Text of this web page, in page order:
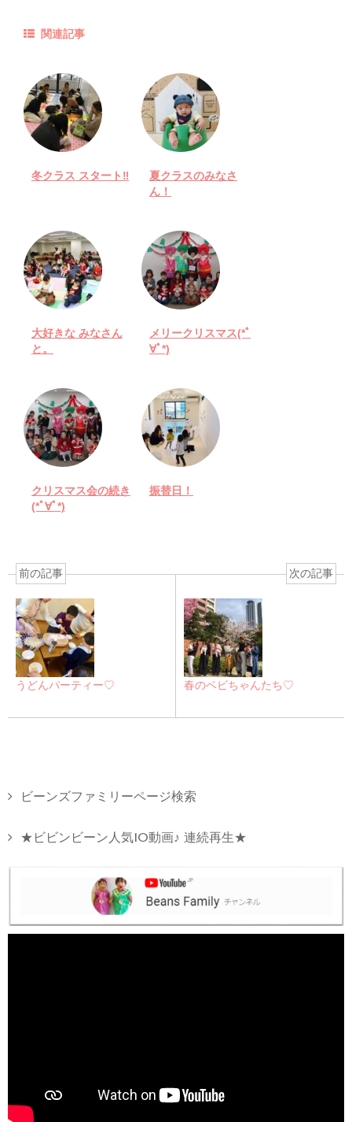
関連記事
冬クラス スタート‼︎
夏クラスのみなさ
ん！
大好きな みなさん
と。
メリークリスマス(*ﾟ
∀ﾟ*)
クリスマス会の続き
(*ﾟ∀ﾟ*)
振替日！
前の記事
うどんパーティー♡
次の記事
春のベビちゃんたち♡
ビーンズファミリーページ検索
★ビビンビーン人気10動画♪ 連続再生★